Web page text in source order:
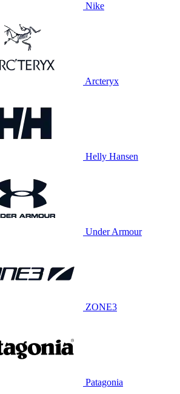
Nike
Arcteryx
Helly Hansen
Under Armour
ZONE3
Patagonia